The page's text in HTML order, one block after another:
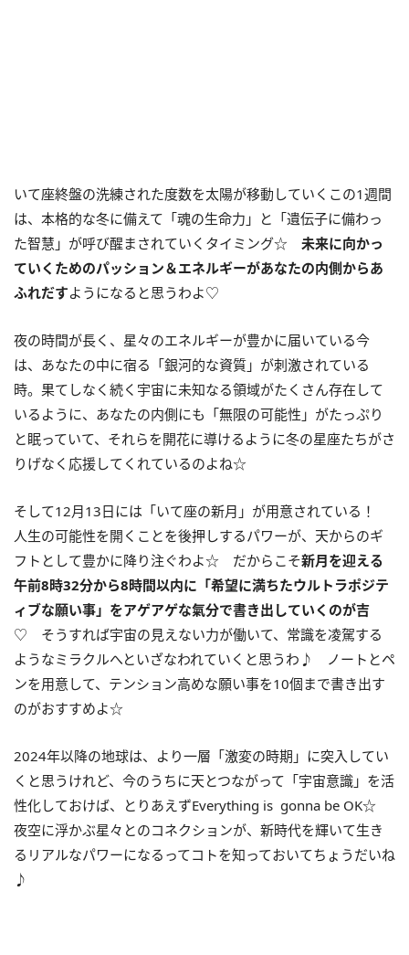
いて座終盤の洗練された度数を太陽が移動していくこの1週間
は、本格的な冬に備えて「魂の生命力」と「遺伝子に備わっ
た智慧」が呼び醒まされていくタイミング☆ 未来に向かっ
ていくためのパッション＆エネルギーがあなたの内側からあ
ふれだすようになると思うわよ♡
夜の時間が長く、星々のエネルギーが豊かに届いている今
は、あなたの中に宿る「銀河的な資質」が刺激されている
時。果てしなく続く宇宙に未知なる領域がたくさん存在して
いるように、あなたの内側にも「無限の可能性」がたっぷり
と眠っていて、それらを開花に導けるように冬の星座たちがさ
りげなく応援してくれているのよね☆
そして12月13日には「いて座の新月」が用意されている！
人生の可能性を開くことを後押しするパワーが、天からのギ
フトとして豊かに降り注ぐわよ☆ だからこそ新月を迎える
午前8時32分から8時間以内に「希望に満ちたウルトラポジテ
ィブな願い事」をアゲアゲな氣分で書き出していくのが吉
♡ そうすれば宇宙の見えない力が働いて、常識を凌駕する
ようなミラクルへといざなわれていくと思うわ♪ ノートとペ
ンを用意して、テンション高めな願い事を10個まで書き出す
のがおすすめよ☆
2024年以降の地球は、より一層「激変の時期」に突入してい
くと思うけれど、今のうちに天とつながって「宇宙意識」を活
性化しておけば、とりあえずEverything is gonna be OK☆
夜空に浮かぶ星々とのコネクションが、新時代を輝いて生き
るリアルなパワーになるってコトを知っておいてちょうだいね
♪